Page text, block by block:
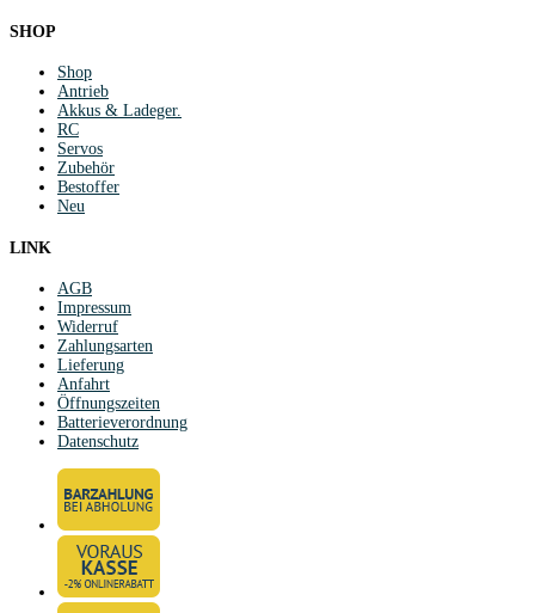
SHOP
Shop
Antrieb
Akkus & Ladeger.
RC
Servos
Zubehör
Bestoffer
Neu
LINK
AGB
Impressum
Widerruf
Zahlungsarten
Lieferung
Anfahrt
Öffnungszeiten
Batterieverordnung
Datenschutz